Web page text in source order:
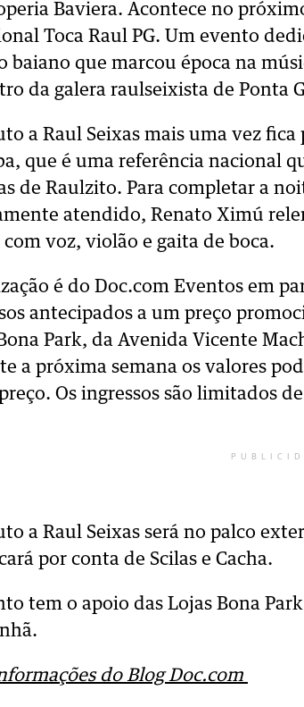
Baviera. Acontece no
Toca Raul PG. Um evento
baiano que marcou época na
da galera raulseixista de Ponta
a Raul Seixas mais uma vez
que é uma referência nacional
de Raulzito. Para completar a
atendido, Renato Ximú
com voz, violão e gaita de boca.
é do Doc.com Eventos em
antecipados a um preço
Park, da Avenida Vicente
a próxima semana os valores
Os ingressos são limitados
a Raul Seixas será no palco
por conta de Scilas e Cacha.
tem o apoio das Lojas Bona
do Blog Doc.com